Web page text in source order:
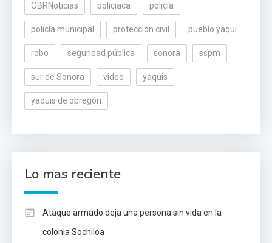
OBRNoticias policiaca policía
policía municipal protección civil pueblo yaqui
robo seguridad pública sonora sspm
sur de Sonora video yaquis
yaquis de obregón
Lo mas reciente
Ataque armado deja una persona sin vida en la
colonia Sochiloa